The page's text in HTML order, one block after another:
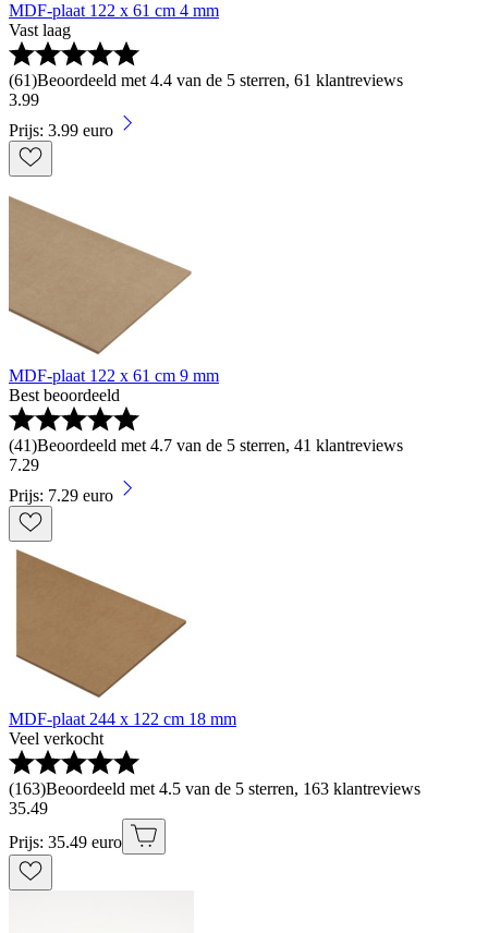
MDF-plaat 122 x 61 cm 4 mm
Vast laag
(61)Beoordeeld met 4.4 van de 5 sterren, 61 klantreviews
3.99
Prijs: 3.99 euro
MDF-plaat 122 x 61 cm 9 mm
Best beoordeeld
(41)Beoordeeld met 4.7 van de 5 sterren, 41 klantreviews
7.29
Prijs: 7.29 euro
MDF-plaat 244 x 122 cm 18 mm
Veel verkocht
(163)Beoordeeld met 4.5 van de 5 sterren, 163 klantreviews
35.49
Prijs: 35.49 euro